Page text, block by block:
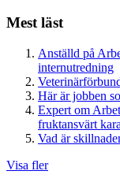
Mest läst
Anställd på
internutredning
Här är jobben
Expert om
fruktansvärt
Vad är
Visa fler